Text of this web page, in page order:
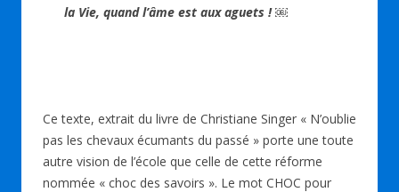
la Vie, quand l’âme est aux aguets ! ￼
Ce texte, extrait du livre de Christiane Singer « N’oublie
pas les chevaux écumants du passé » porte une toute
autre vision de l’école que celle de cette réforme
nommée « choc des savoirs ». Le mot CHOC pour